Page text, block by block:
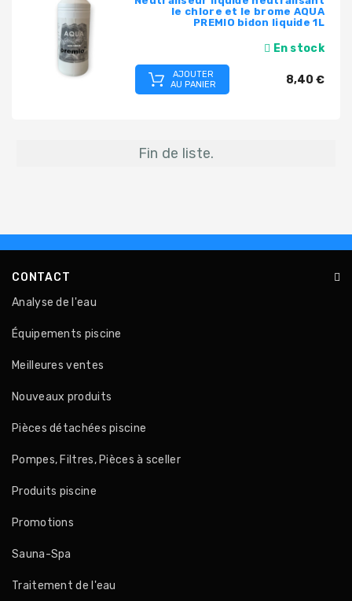
le chlore et le brome AQUA
PREMIO bidon liquide 1L
En stock
8,40 €
AJOUTER
AU PANIER
Fin de liste.
CONTACT
Analyse de l'eau
Équipements piscine
Meilleures ventes
Nouveaux produits
Pièces détachées piscine
Pompes, Filtres, Pièces à sceller
Produits piscine
Promotions
Sauna-Spa
Traitement de l'eau